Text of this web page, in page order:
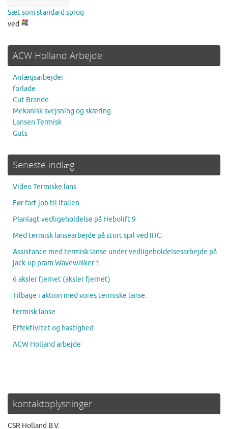
Sæt som standard sprog
ved
ACW Holland Arbejde
Anlægsarbejder
forlade
Cut Brande
Mekanisk svejsning og skæring
Lansen Termisk
Guts
Seneste indlæg
Video Termiske lans
Før fart job til Italien.
Planlagt vedligeholdelse på Hebolift 9
Med termisk lansearbejde på stort spil ved IHC.
Assistance med termisk lanse under vedligeholdelsesarbejde på
jack-up pram Wavewalker 1.
6 aksler fjernet (aksler fjernet)
Tilbage i aktion med vores termiske lanse.
termisk lanse
Effektivitet og hastighed
ACW Holland arbejde
kontaktoplysninger
CSR Holland B.V.